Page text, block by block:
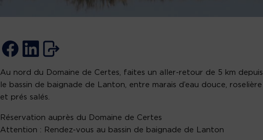
Au nord du Domaine de Certes, faites un aller-retour de 5 km depuis
le bassin de baignade de Lanton, entre marais d’eau douce, roselière
et prés salés.
Réservation auprès du Domaine de Certes
Attention : Rendez-vous au bassin de baignade de Lanton